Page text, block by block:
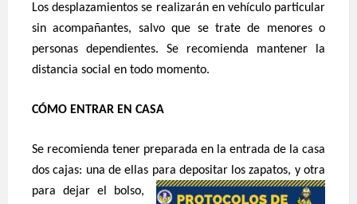
Los desplazamientos se realizarán en vehículo particular
sin acompañantes, salvo que se trate de menores o
personas dependientes. Se recomienda mantener la
distancia social en todo momento.
CÓMO ENTRAR EN CASA
Se recomienda tener preparada en la entrada de la casa
dos cajas: una de ellas para depositar los zapatos, y otra
para dejar el bolso,